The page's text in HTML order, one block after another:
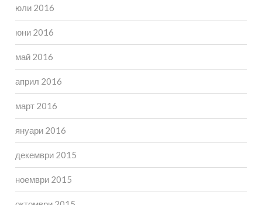
юли 2016
юни 2016
май 2016
април 2016
март 2016
януари 2016
декември 2015
ноември 2015